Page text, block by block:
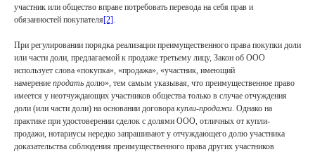
участник или общество вправе потребовать перевода на себя прав и
обязанностей покупателя[2].
При регулировании порядка реализации преимущественного права покупки доли
или части доли, предлагаемой к продаже третьему лицу, Закон об ООО
использует слова «покупка», «продажа», «участник, имеющий
намерение продать долю», тем самым указывая, что преимущественное право
имеется у неотчуждающих участников общества только в случае отчуждения
доли (или части доли) на основании договора купли-продажи. Однако на
практике при удостоверении сделок с долями ООО, отличных от купли-
продажи, нотариусы нередко запрашивают у отчуждающего долю участника
доказательства соблюдения преимущественного права других участников